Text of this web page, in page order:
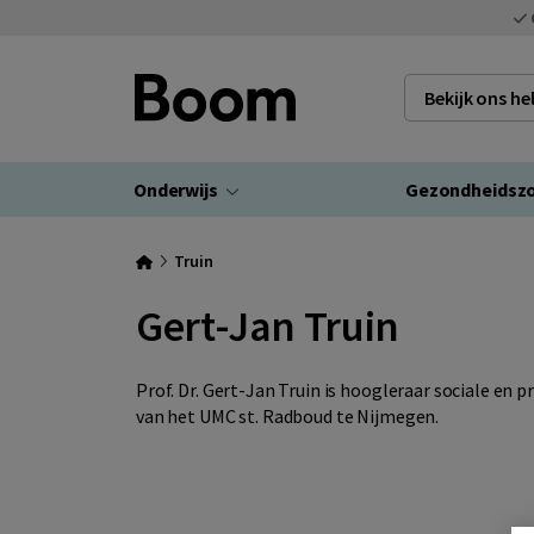
Bekijk ons
Onderwijs
Truin
Gert-Jan Truin
Prof. Dr. Gert-Jan Truin is hoogleraar sociale en
van het UMC st. Radboud te Nijmegen.